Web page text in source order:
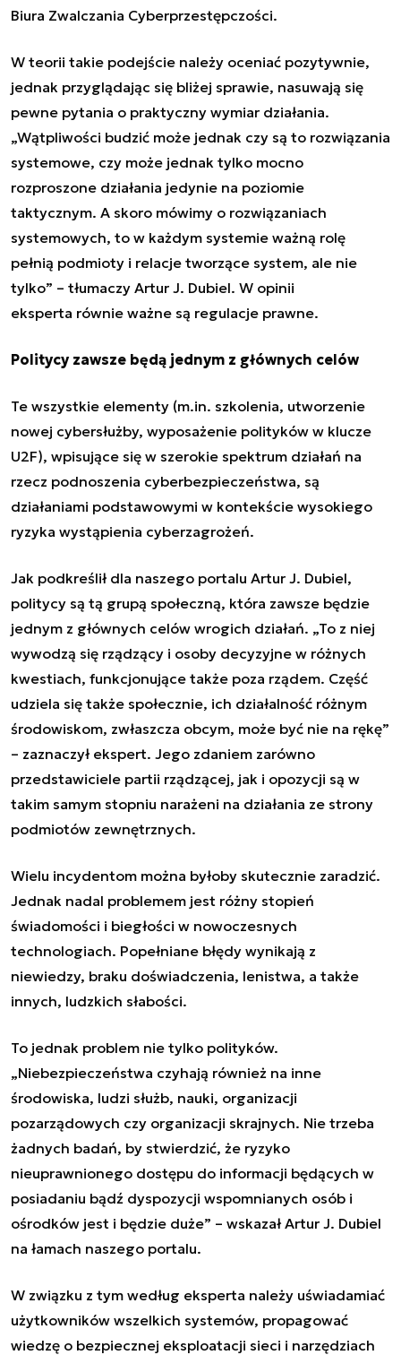
Biura Zwalczania Cyberprzestępczości.
W teorii takie podejście należy oceniać pozytywnie,
jednak przyglądając się bliżej sprawie, nasuwają się
pewne pytania o praktyczny wymiar działania.
„Wątpliwości budzić może jednak czy są to rozwiązania
systemowe, czy może jednak tylko mocno
rozproszone działania jedynie na poziomie
taktycznym. A skoro mówimy o rozwiązaniach
systemowych, to w każdym systemie ważną rolę
pełnią podmioty i relacje tworzące system, ale nie
tylko” – tłumaczy Artur J. Dubiel. W opinii
eksperta równie ważne są regulacje prawne.
Politycy zawsze będą jednym z głównych celów
Te wszystkie elementy (m.in. szkolenia, utworzenie
nowej cybersłużby, wyposażenie polityków w klucze
U2F), wpisujące się w szerokie spektrum działań na
rzecz podnoszenia cyberbezpieczeństwa, są
działaniami podstawowymi w kontekście wysokiego
ryzyka wystąpienia cyberzagrożeń.
Jak podkreślił dla naszego portalu Artur J. Dubiel,
politycy są tą grupą społeczną, która zawsze będzie
jednym z głównych celów wrogich działań. „To z niej
wywodzą się rządzący i osoby decyzyjne w różnych
kwestiach, funkcjonujące także poza rządem. Część
udziela się także społecznie, ich działalność różnym
środowiskom, zwłaszcza obcym, może być nie na rękę”
– zaznaczył ekspert. Jego zdaniem zarówno
przedstawiciele partii rządzącej, jak i opozycji są w
takim samym stopniu narażeni na działania ze strony
podmiotów zewnętrznych.
Wielu incydentom można byłoby skutecznie zaradzić.
Jednak nadal problemem jest różny stopień
świadomości i biegłości w nowoczesnych
technologiach. Popełniane błędy wynikają z
niewiedzy, braku doświadczenia, lenistwa, a także
innych, ludzkich słabości.
To jednak problem nie tylko polityków.
„Niebezpieczeństwa czyhają również na inne
środowiska, ludzi służb, nauki, organizacji
pozarządowych czy organizacji skrajnych. Nie trzeba
żadnych badań, by stwierdzić, że ryzyko
nieuprawnionego dostępu do informacji będących w
posiadaniu bądź dyspozycji wspomnianych osób i
ośrodków jest i będzie duże” – wskazał Artur J. Dubiel
na łamach naszego portalu.
W związku z tym według eksperta należy uświadamiać
użytkowników wszelkich systemów, propagować
wiedzę o bezpiecznej eksploatacji sieci i narzędziach